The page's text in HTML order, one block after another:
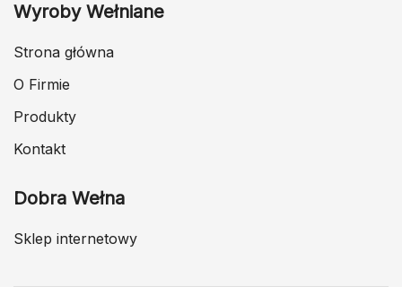
Wyroby Wełniane
Strona główna
O Firmie
Produkty
Kontakt
Dobra Wełna
Sklep internetowy